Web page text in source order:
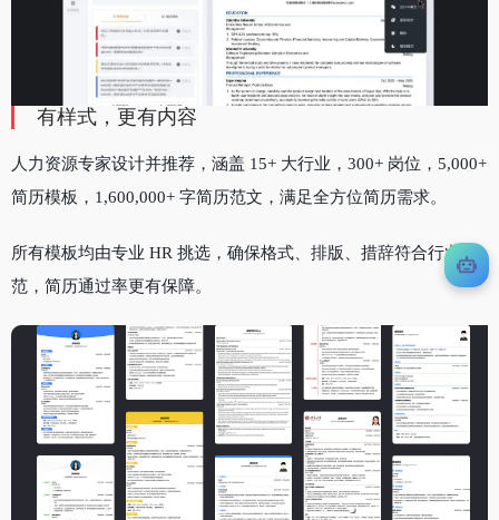
有样式，更有内容
人力资源专家设计并推荐，涵盖 15+ 大行业，300+ 岗位，5,000+
简历模板，1,600,000+ 字简历范文，满足全方位简历需求。
所有模板均由专业 HR 挑选，确保格式、排版、措辞符合行业规
范，简历通过率更有保障。